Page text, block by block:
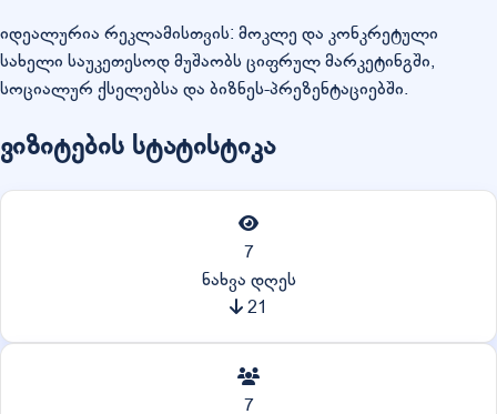
იდეალურია რეკლამისთვის: მოკლე და კონკრეტული
სახელი საუკეთესოდ მუშაობს ციფრულ მარკეტინგში,
სოციალურ ქსელებსა და ბიზნეს-პრეზენტაციებში.
ვიზიტების სტატისტიკა
7
ნახვა დღეს
21
7